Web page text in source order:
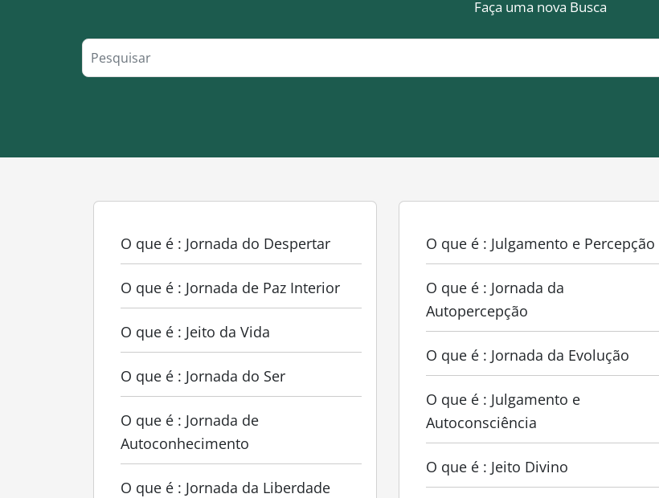
Faça uma nova Busca
O que é : Jornada do Despertar
O que é : Jornada de Paz Interior
O que é : Jeito da Vida
O que é : Jornada do Ser
O que é : Jornada de
Autoconhecimento
O que é : Jornada da Liberdade
O que é : Julgamento e Percepção
O que é : Jornada da
Autopercepção
O que é : Jornada da Evolução
O que é : Julgamento e
Autoconsciência
O que é : Jeito Divino